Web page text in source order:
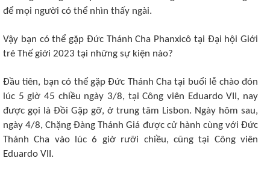
để mọi người có thể nhìn thấy ngài.
Vậy bạn có thể gặp Đức Thánh Cha Phanxicô tại Đại hội Giới
trẻ Thế giới 2023 tại những sự kiện nào?
Đầu tiên, bạn có thể gặp Đức Thánh Cha tại buổi lễ chào đón
lúc 5 giờ 45 chiều ngày 3/8, tại Công viên Eduardo VII, nay
được gọi là Đồi Gặp gỡ, ở trung tâm Lisbon. Ngày hôm sau,
ngày 4/8, Chặng Đàng Thánh Giá được cử hành cùng với Đức
Thánh Cha vào lúc 6 giờ rưỡi chiều, cũng tại Công viên
Eduardo VII.